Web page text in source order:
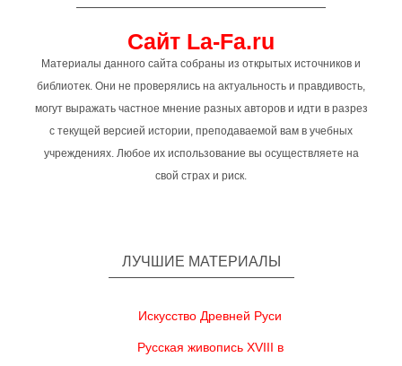
Сайт La-Fa.ru
Материалы данного сайта собраны из открытых источников и
библиотек. Они не проверялись на актуальность и правдивость,
могут выражать частное мнение разных авторов и идти в разрез
с текущей версией истории, преподаваемой вам в учебных
учреждениях. Любое их использование вы осуществляете на
свой страх и риск.
ЛУЧШИЕ МАТЕРИАЛЫ
Искусство Древней Руси
Русская живопись XVIII в